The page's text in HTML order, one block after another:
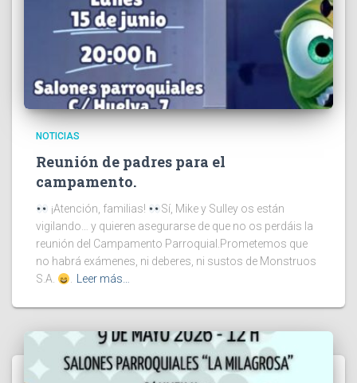
NOTICIAS
Reunión de padres para el
campamento.
¡Atención, familias!
Sí, Mike y Sulley os están
vigilando… y quieren asegurarse de que no os perdáis la
reunión del Campamento Parroquial.Prometemos que
no habrá exámenes, ni deberes, ni sustos de Monstruos
S.A.
. Leer más…